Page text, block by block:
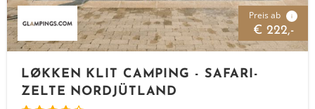
Preis ab i
€ 222,-
LØKKEN KLIT CAMPING - SAFARI-
ZELTE NORDJÜTLAND